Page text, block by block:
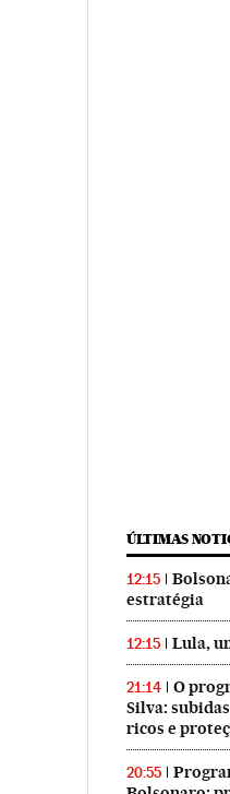
ÚLTIMAS
12:15
estratégia
12:15 Lula,
21:14
O
Silva:
ricos e
20:55